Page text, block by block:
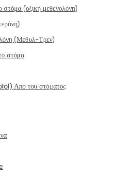
(οξική μεθενολόνη)
(Μεθυλ-Τρεν)
στόμα
Από του στόματος